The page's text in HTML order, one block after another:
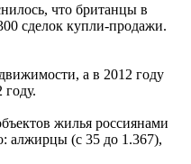
что британцы в
сделок купли-продажи.
а в 2012 году
жилья россиянами
алжирцы (с 35 до 1.367),